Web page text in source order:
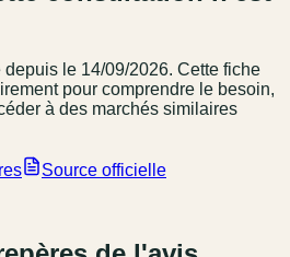
depuis le 14/09/2026. Cette fiche
pour comprendre le besoin,
à des marchés similaires
Source officielle